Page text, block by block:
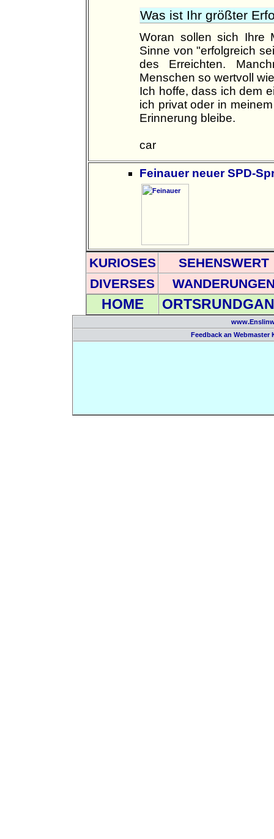
Was ist Ihr größter
Woran sollen sich Ihre
Sinne von "erfolgreich
des Erreichten.
Menschen so wertvoll
Ich hoffe, dass ich dem
ich privat oder in
Erinnerung bleibe.
car
Feinauer neuer SPD-
KURIOSES
SEHENSWERT
DIVERSES
HOME
Feedback an